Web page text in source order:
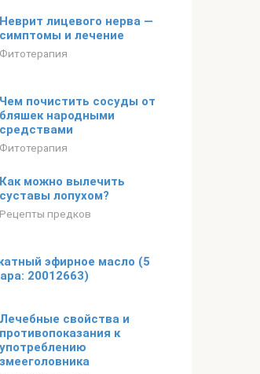
Неврит лицевого нерва —
симптомы и лечение
Фитотерапия
Чем почистить сосуды от
бляшек народными
средствами
Фитотерапия
Как можно вылечить
суставы лопухом?
Рецепты предков
эфирное масло (5
20012663)
Лечебные свойства и
противопоказания к
употреблению
змееголовника